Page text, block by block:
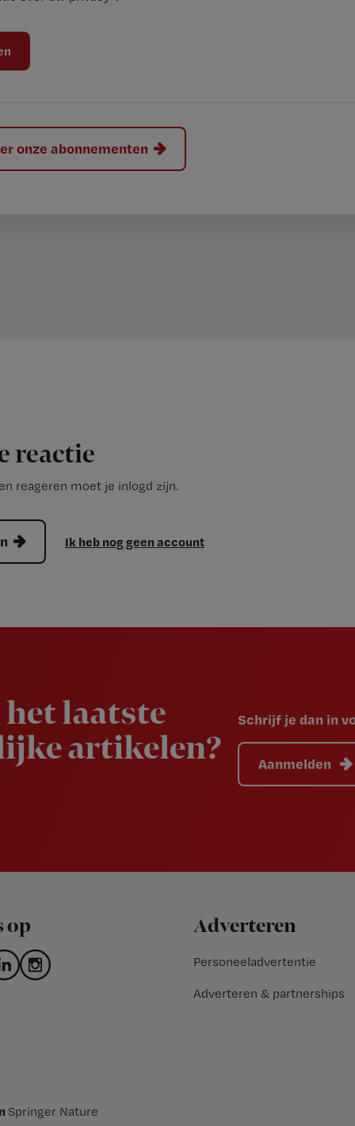
onze abonnementen
reactie
reageren moet je inlogd zijn.
Ik heb nog geen account
laatste
artikelen?
Schrijf je dan in
Aanmelden
op Adverteren
Personeeladvertentie
Adverteren & partnerships
Springer Nature